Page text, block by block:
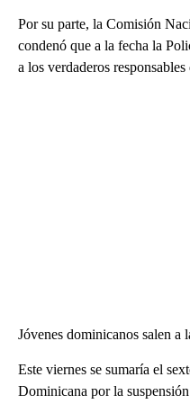
Por su parte, la Comisión
condenó que a la fecha la
a los verdaderos
Jóvenes dominicanos salen a
Este viernes se sumaría el
Dominicana por la